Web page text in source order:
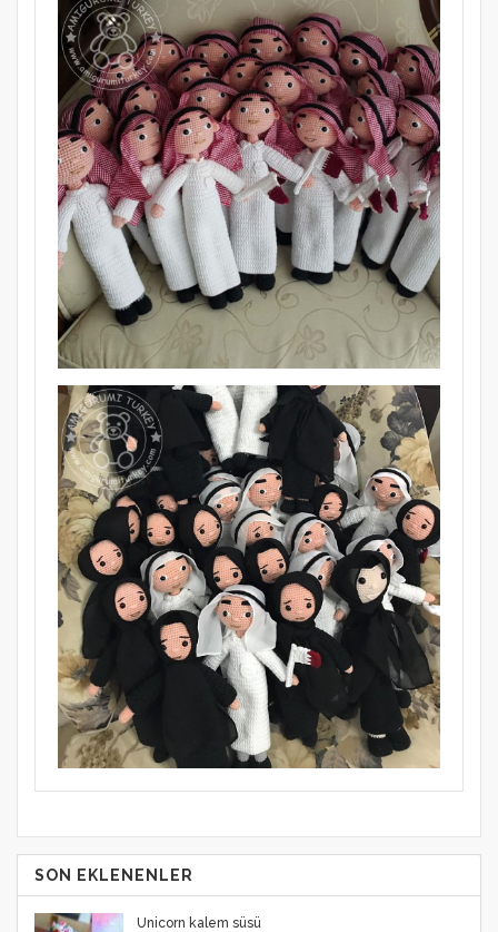
SON EKLENENLER
Unicorn kalem süsü